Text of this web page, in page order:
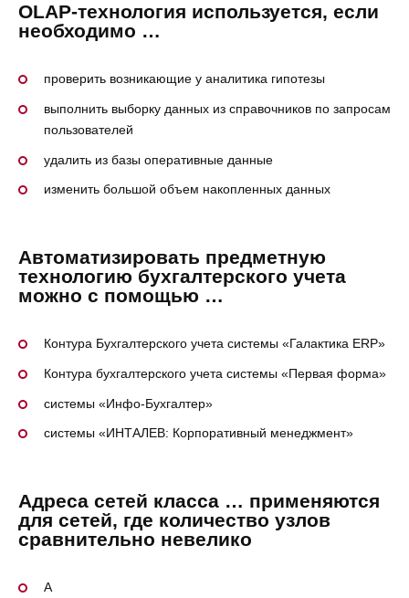
OLAP-технология используется, если
необходимо …
проверить возникающие у аналитика гипотезы
выполнить выборку данных из справочников по запросам
пользователей
удалить из базы оперативные данные
изменить большой объем накопленных данных
Автоматизировать предметную
технологию бухгалтерского учета
можно с помощью …
Контура Бухгалтерского учета системы «Галактика ERP»
Контура бухгалтерского учета системы «Первая форма»
системы «Инфо-Бухгалтер»
системы «ИНТАЛЕВ: Корпоративный менеджмент»
Адреса сетей класса … применяются
для сетей, где количество узлов
сравнительно невелико
A